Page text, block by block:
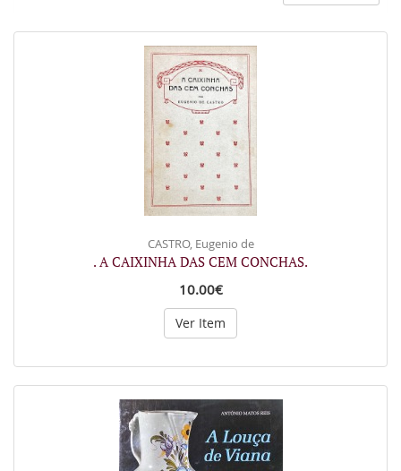
CASTRO, Eugenio de
. A CAIXINHA DAS CEM CONCHAS.
10.00€
Ver Item